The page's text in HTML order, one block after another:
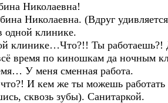
Николаевна!
Николаевна. (Вдруг
клинике.
Ты работаешь?!
время по киношкам да ночным
У меня сменная работа.
И кем же ты можешь работать
сквозь зубы). Санитаркой.